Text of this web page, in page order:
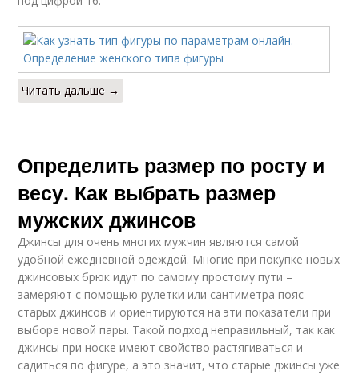
Читать дальше →
Определить размер по росту и
весу. Как выбрать размер
мужских джинсов
Джинсы для очень многих мужчин являются самой
удобной ежедневной одеждой. Многие при покупке новых
джинсовых брюк идут по самому простому пути –
замеряют с помощью рулетки или сантиметра пояс
старых джинсов и ориентируются на эти показатели при
выборе новой пары. Такой подход неправильный, так как
джинсы при носке имеют свойство растягиваться и
садиться по фигуре, а это значит, что старые джинсы уже